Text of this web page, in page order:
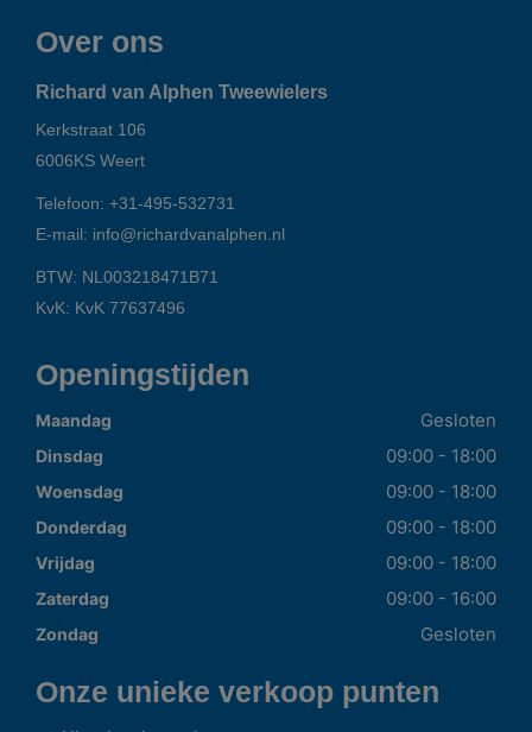
Over ons
Richard van Alphen Tweewielers
Kerkstraat 106
6006KS Weert
Telefoon: +31-495-532731
E-mail: info@richardvanalphen.nl
BTW: NL003218471B71
KvK: KvK 77637496
Openingstijden
Maandag Gesloten
Dinsdag 09:00 - 18:00
Woensdag 09:00 - 18:00
Donderdag 09:00 - 18:00
Vrijdag 09:00 - 18:00
Zaterdag 09:00 - 16:00
Zondag Gesloten
Onze unieke verkoop punten